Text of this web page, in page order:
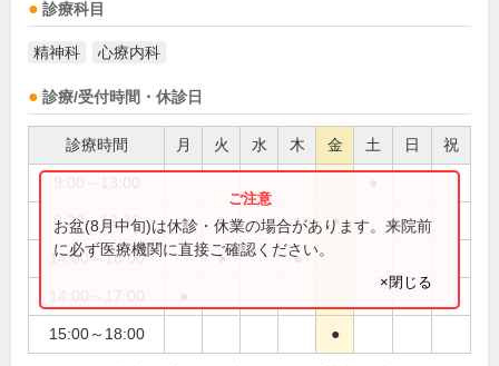
診療科目
精神科 心療内科
診療/受付時間・休診日
診療時間 月 火 水 木 金 土 日 祝
9:30～12:30 ● ● ● ●
14:00～16:00 ● ●
15:00～18:00 ●
お盆(8月中旬)は休診・休業の場合があります。来院前
に必ず医療機関に直接ご確認ください。
×閉じる